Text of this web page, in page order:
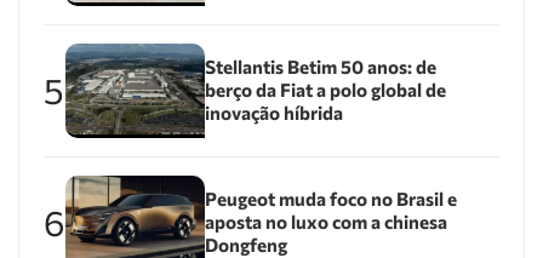
5
Stellantis Betim 50 anos: de
berço da Fiat a polo global de
inovação híbrida
6
Peugeot muda foco no Brasil e
aposta no luxo com a chinesa
Dongfeng